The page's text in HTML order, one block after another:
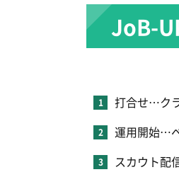
JoB-
打合せ…ク
運用開始…
スカウト配